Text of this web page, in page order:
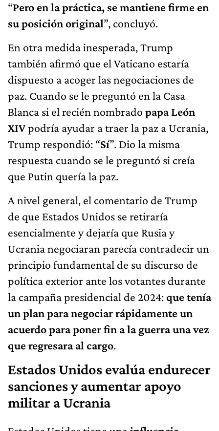
“Pero en la práctica, se mantiene firme en
su posición original”, concluyó.
En otra medida inesperada, Trump
también afirmó que el Vaticano estaría
dispuesto a acoger las negociaciones de
paz. Cuando se le preguntó en la Casa
Blanca si el recién nombrado papa León
XIVpodría ayudar a traer la paz a Ucrania,
Trump respondió: “Sí”. Dio la misma
respuesta cuando se le preguntó si creía
que Putin quería la paz.
A nivel general, el comentario de Trump
de que Estados Unidos se retiraría
esencialmente y dejaría que Rusia y
Ucrania negociaran parecía contradecir un
principio fundamental de su discurso de
política exterior ante los votantes durante
la campaña presidencial de 2024: que tenía
un plan para negociar rápidamente un
acuerdo para poner fin a la guerra una vez
que regresara al cargo.
Estados Unidos evalúa endurecer
sanciones y aumentar apoyo
militar a Ucrania